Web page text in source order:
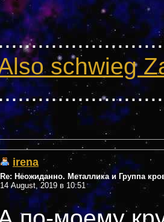
schwieg
irena
Re: Неожиданно. Металлика и Группа
14 August, 2019 в 10:51